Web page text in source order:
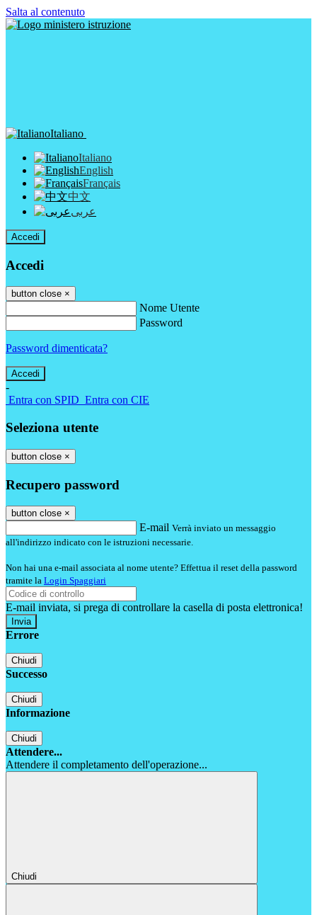
Salta al contenuto
Italiano
Italiano
English
Français
中文
عربى
Accedi
Accedi
button close ×
Nome Utente
Password
Password dimenticata?
-
Entra con SPID Entra con CIE
Seleziona utente
button close ×
Recupero password
button close ×
E-mail Verrà inviato un messaggio
all'indirizzo indicato con le istruzioni necessarie.
Non hai una e-mail associata al nome utente? Effettua il reset della password
tramite la Login Spaggiari
E-mail inviata, si prega di controllare la casella di posta elettronica!
Errore
Chiudi
Successo
Chiudi
Informazione
Chiudi
Attendere...
Attendere il completamento dell'operazione...
Chiudi